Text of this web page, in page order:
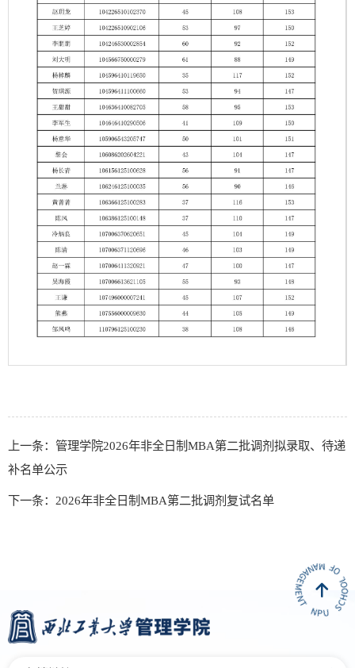
上一条：管理学院2026年非全日制MBA第二批调剂拟录取、待递
补名单公示
下一条：2026年非全日制MBA第二批调剂复试名单